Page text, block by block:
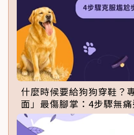
什麼時候要給狗狗穿鞋？
面」最傷腳掌：4步驟無